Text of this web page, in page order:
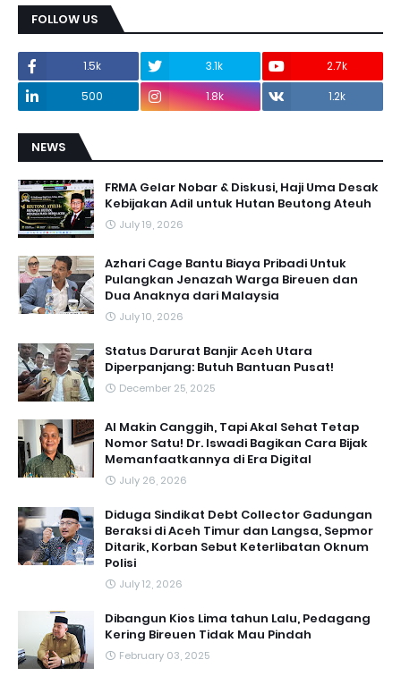
FOLLOW US
1.5k 3.1k
2.7k
500
1.8k 1.2k
NEWS
FRMA Gelar Nobar & Diskusi, Haji Uma Desak
Kebijakan Adil untuk Hutan Beutong Ateuh
July 19, 2026
Azhari Cage Bantu Biaya Pribadi Untuk
Pulangkan Jenazah Warga Bireuen dan
Dua Anaknya dari Malaysia
July 10, 2026
Status Darurat Banjir Aceh Utara
Diperpanjang: Butuh Bantuan Pusat!
December 25, 2025
AI Makin Canggih, Tapi Akal Sehat Tetap
Nomor Satu! Dr. Iswadi Bagikan Cara Bijak
Memanfaatkannya di Era Digital
July 26, 2026
Diduga Sindikat Debt Collector Gadungan
Beraksi di Aceh Timur dan Langsa, Sepmor
Ditarik, Korban Sebut Keterlibatan Oknum
Polisi
July 12, 2026
Dibangun Kios Lima tahun Lalu, Pedagang
Kering Bireuen Tidak Mau Pindah
February 03, 2025